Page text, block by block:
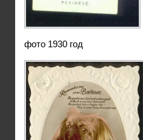
фото 1930 год